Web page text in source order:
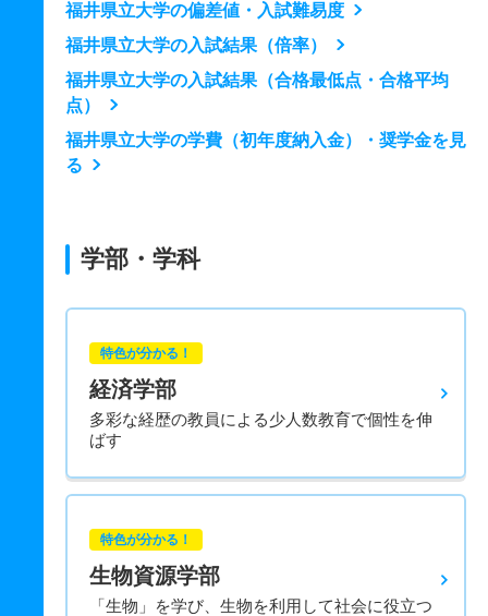
福井県立大学の偏差値・入試難易度
福井県立大学の入試結果（倍率）
福井県立大学の入試結果（合格最低点・合格平均
点）
福井県立大学の学費（初年度納入金）・奨学金を見
る
学部・学科
特色が分かる！
経済学部
多彩な経歴の教員による少人数教育で個性を伸
ばす
特色が分かる！
生物資源学部
「生物」を学び、生物を利用して社会に役立つ